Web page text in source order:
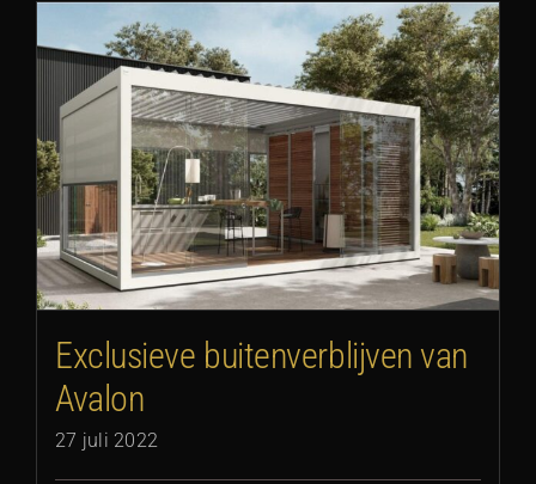
Exclusieve buitenverblijven van
Avalon
27 juli 2022